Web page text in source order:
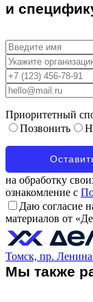
и
Приоритетный
Позвонить
на обработку
ознакомление с
Даю согласие
материалов от
Томск, пр.
Мы также